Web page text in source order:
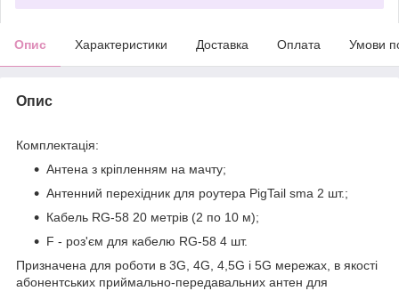
Опис Характеристики Доставка Оплата Умови
Опис
Комплектація:
Антена з кріпленням на мачту;
Антенний перехідник для роутера PigTail sma 2 шт.;
Кабель RG-58 20 метрів (2 по 10 м);
F - роз'єм для кабелю RG-58 4 шт.
Призначена для роботи в 3G, 4G, 4,5G і 5G мережах, в якості
абонентських приймально-передавальних антен для